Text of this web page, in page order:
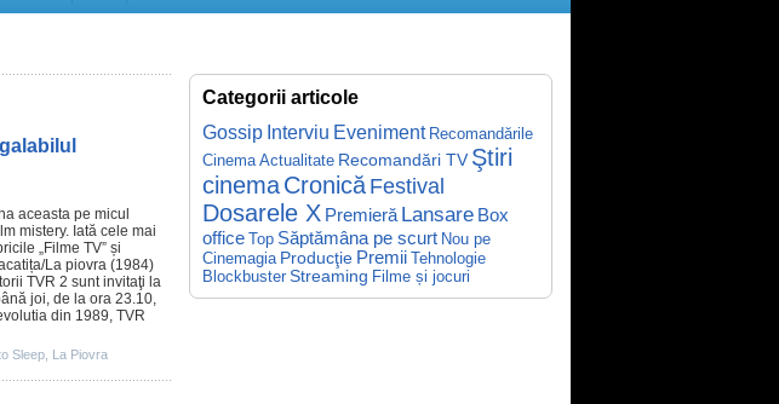
aceasta pe micul
mistery. Iată cele mai
„Filme TV” și
/La piovra (1984)
TVR 2 sunt invitaţi la
joi, de la ora 23.10,
din 1989, TVR
Sleep La Piovra
Categorii articole
Gossip Interviu Eveniment Recomandările
Cinema Actualitate Recomandări TV Ştiri
cinemaCronicăFestival
Dosarele X Premieră Lansare Box
office Top Săptămâna pe scurt Nou pe
Cinemagia Producţie Premii Tehnologie
Blockbuster Streaming Filme și jocuri